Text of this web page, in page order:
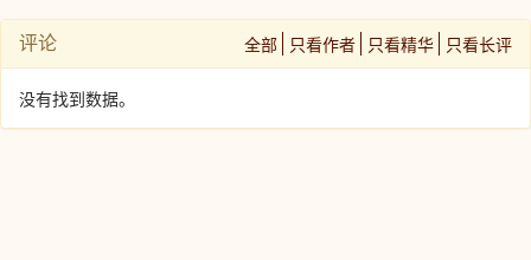
评论 全部 只看作者 只看精华 只看长评
没有找到数据。